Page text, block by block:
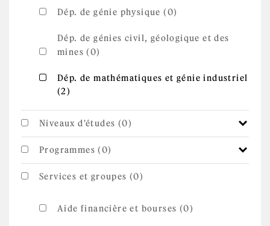
Dép. de génie physique (0)
Dép. de génies civil, géologique et des
mines (0)
Apply Dép. de mathématiques et génie
industriel filter
Dép. de mathématiques et génie industriel
(2)
Niveaux d'études (0)
Programmes (0)
Services et groupes (0)
Aide financière et bourses (0)